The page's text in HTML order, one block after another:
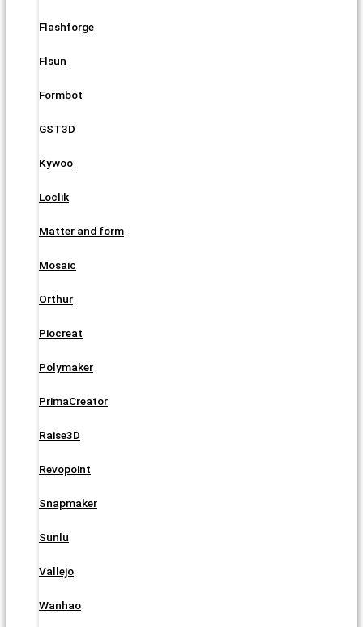
Flashforge
Flsun
Formbot
GST3D
Kywoo
Loclik
Matter and form
Mosaic
Orthur
Piocreat
Polymaker
PrimaCreator
Raise3D
Revopoint
Snapmaker
Sunlu
Vallejo
Wanhao